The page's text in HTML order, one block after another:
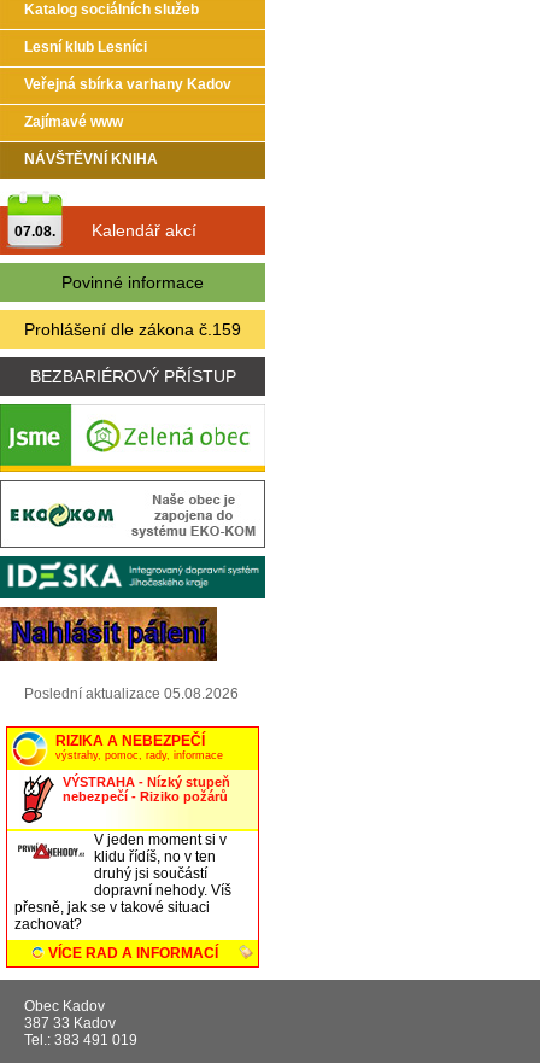
Katalog sociálních služeb
Lesní klub Lesníci
Veřejná sbírka varhany Kadov
Zajímavé www
NÁVŠTĚVNÍ KNIHA
07.08. Kalendář akcí
Povinné informace
Prohlášení dle zákona č.159
BEZBARIÉROVÝ PŘÍSTUP
Poslední aktualizace 05.08.2026
Obec Kadov
387 33 Kadov
Tel.: 383 491 019